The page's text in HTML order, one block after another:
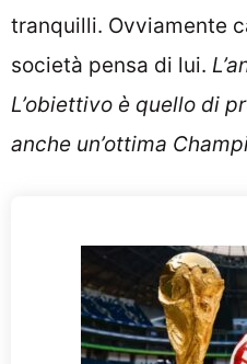
tranquilli. Ovviamente
società pensa di lui.
L’obiettivo è quello di
anche un’ottima